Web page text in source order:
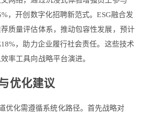
，开创数字化招聘新范式。ESG融合发
质量评估体系，推动包容性发展，预计
，助力企业履行社会责任。这些技术
率工具向战略平台演进。
优化建议
优化需遵循系统化路径。首先战略对